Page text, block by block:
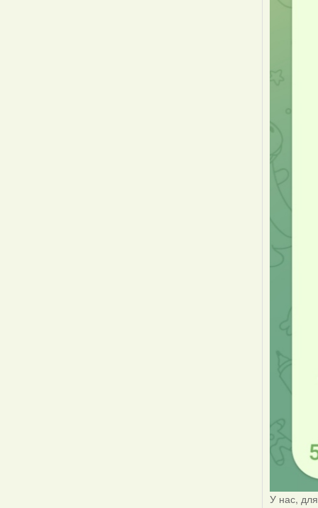
У нас,